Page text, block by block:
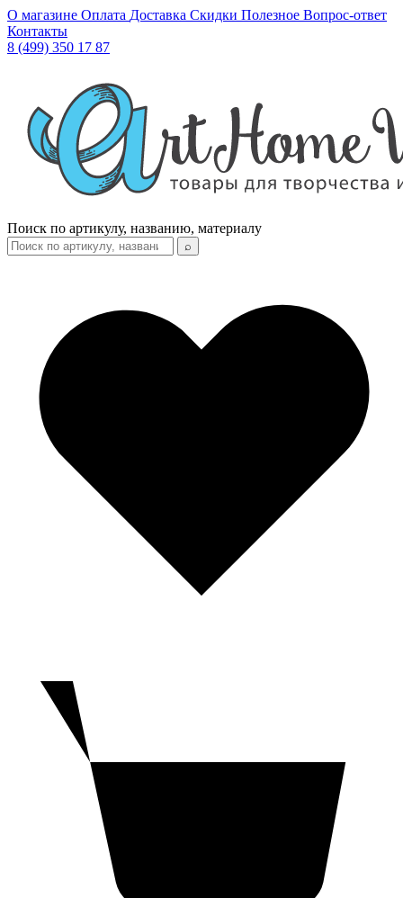
О магазине Оплата Доставка Скидки Полезное Вопрос-ответ
Контакты
8 (499) 350 17 87
Поиск по артикулу, названию, материалу
⌕